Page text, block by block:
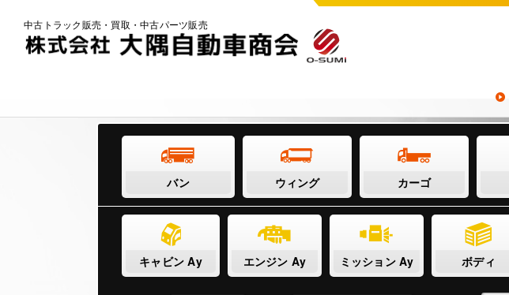
中古トラック販売・買取・中古パーツ販売
バン ウィング カーゴ
キャビン Ay エンジン Ay ミッション Ay ボディ